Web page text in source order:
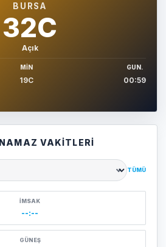
BURSA
32C
Açık
MIN
19C
GUN.
00:59
VAKITLERI
TÜMÜ
İMSAK
--:--
GÜNEŞ